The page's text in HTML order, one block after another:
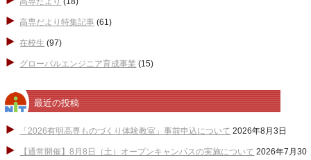
高専だより特集記事 (61)
在校生 (97)
グローバルエンジニア育成事業 (15)
最近の投稿
「2026有明高専ものづくり体験教室」事前申込について 2026年8月3日
【通常開催】8月8日（土）オープンキャンパスの実施について 2026年7月30